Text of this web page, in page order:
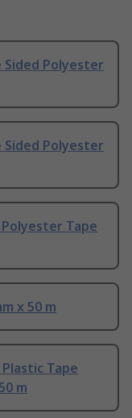
Sided Polyester
Sided Polyester
Tape
x 50 m
Tape
m